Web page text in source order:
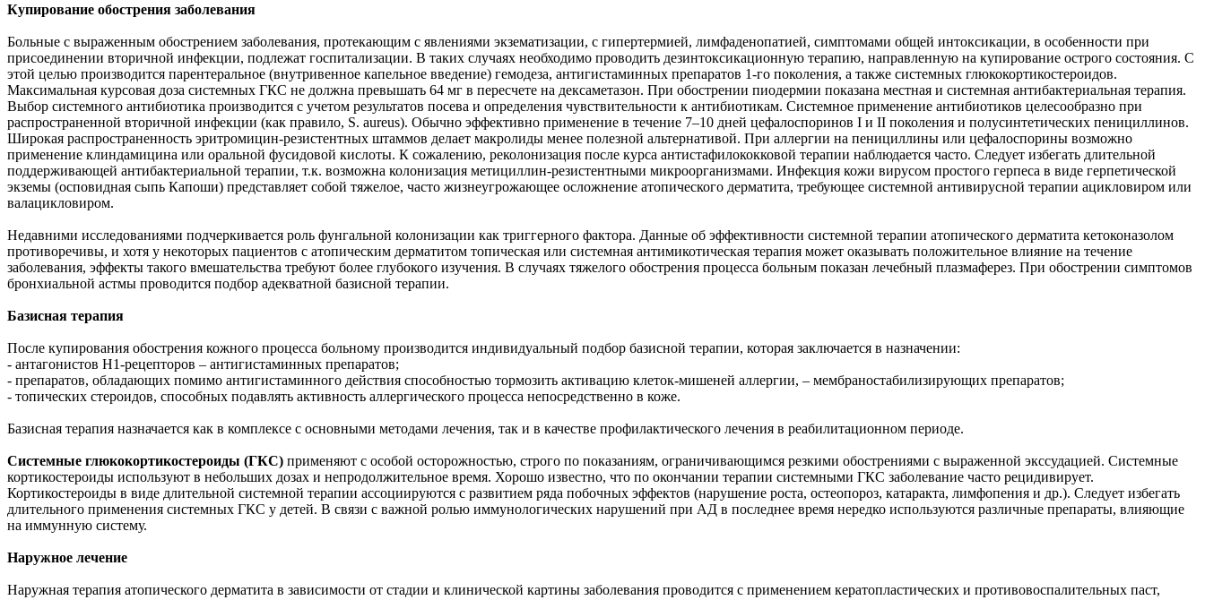
Купирование обострения заболевания
Больные с выраженным обострением заболевания, протекающим с явлениями экзематизации, с гипертермией, лимфаденопатией, симптомами общей интоксикации, в особенности при
присоединении вторичной инфекции, подлежат госпитализации. В таких случаях необходимо проводить дезинтоксикационную терапию, направленную на купирование острого состояния. С
этой целью производится парентеральное (внутривенное капельное введение) гемодеза, антигистаминных препаратов 1-го поколения, а также системных глюкокортикостероидов.
Максимальная курсовая доза системных ГКС не должна превышать 64 мг в пересчете на дексаметазон. При обострении пиодермии показана местная и системная антибактериальная терапия.
Выбор системного антибиотика производится с учетом результатов посева и определения чувствительности к антибиотикам. Системное применение антибиотиков целесообразно при
распространенной вторичной инфекции (как правило, S. aureus). Обычно эффективно применение в течение 7–10 дней цефалоспоринов I и II поколения и полусинтетических пенициллинов.
Широкая распространенность эритромицин-резистентных штаммов делает макролиды менее полезной альтернативой. При аллергии на пенициллины или цефалоспорины возможно
применение клиндамицина или оральной фусидовой кислоты. К сожалению, реколонизация после курса антистафилококковой терапии наблюдается часто. Следует избегать длительной
поддерживающей антибактериальной терапии, т.к. возможна колонизация метициллин-резистентными микроорганизмами. Инфекция кожи вирусом простого герпеса в виде герпетической
экземы (осповидная сыпь Капоши) представляет собой тяжелое, часто жизнеугрожающее осложнение атопического дерматита, требующее системной антивирусной терапии ацикловиром или
валацикловиром.
Недавними исследованиями подчеркивается роль фунгальной колонизации как триггерного фактора. Данные об эффективности системной терапии атопического дерматита кетоконазолом
противоречивы, и хотя у некоторых пациентов с атопическим дерматитом топическая или системная антимикотическая терапия может оказывать положительное влияние на течение
заболевания, эффекты такого вмешательства требуют более глубокого изучения. В случаях тяжелого обострения процесса больным показан лечебный плазмаферез. При обострении симптомов
бронхиальной астмы проводится подбор адекватной базисной терапии.
Базисная терапия
После купирования обострения кожного процесса больному производится индивидуальный подбор базисной терапии, которая заключается в назначении:
- антагонистов Н1-рецепторов – антигистаминных препаратов;
- препаратов, обладающих помимо антигистаминного действия способностью тормозить активацию клеток-мишеней аллергии, – мембраностабилизирующих препаратов;
- топических стероидов, способных подавлять активность аллергического процесса непосредственно в коже.
Базисная терапия назначается как в комплексе с основными методами лечения, так и в качестве профилактического лечения в реабилитационном периоде.
Системные глюкокортикостероиды (ГКС) применяют с особой осторожностью, строго по показаниям, ограничивающимся резкими обострениями с выраженной экссудацией. Системные
кортикостероиды используют в небольших дозах и непродолжительное время. Хорошо известно, что по окончании терапии системными ГКС заболевание часто рецидивирует.
Кортикостероиды в виде длительной системной терапии ассоциируются с развитием ряда побочных эффектов (нарушение роста, остеопороз, катаракта, лимфопения и др.). Следует избегать
длительного применения системных ГКС у детей. В связи с важной ролью иммунологических нарушений при АД в последнее время нередко используются различные препараты, влияющие
на иммунную систему.
Наружное лечение
Наружная терапия атопического дерматита в зависимости от стадии и клинической картины заболевания проводится с применением кератопластических и противовоспалительных паст,